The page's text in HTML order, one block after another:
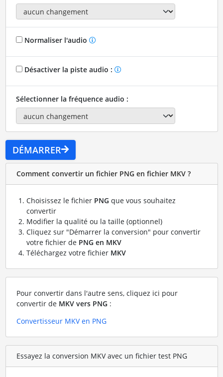
Normaliser l'audio
Désactiver la piste audio :
Sélectionner la fréquence audio :
DÉMARRER
Comment convertir un fichier PNG en fichier MKV ?
Choisissez le fichier PNG que vous souhaitez
convertir
Modifier la qualité ou la taille (optionnel)
Cliquez sur "Démarrer la conversion" pour convertir
votre fichier de PNG en MKV
Téléchargez votre fichier MKV
Pour convertir dans l'autre sens, cliquez ici pour
convertir de MKV vers PNG :
Convertisseur MKV en PNG
Essayez la conversion MKV avec un fichier test PNG